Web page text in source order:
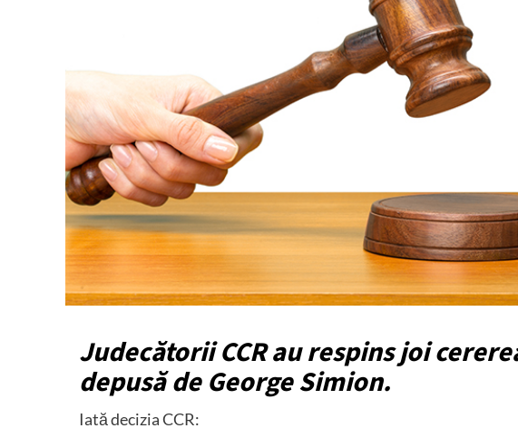
Judecătorii CCR au respins joi
depusă de George Simion.
Iată decizia CCR: